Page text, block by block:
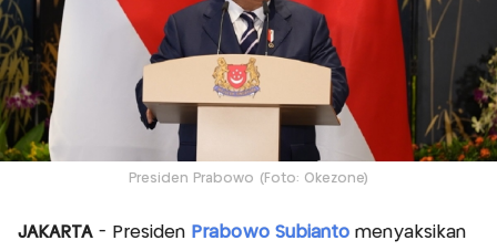
Presiden Prabowo (Foto: Okezone)
JAKARTA- Presiden Prabowo Subianto menyaksikan